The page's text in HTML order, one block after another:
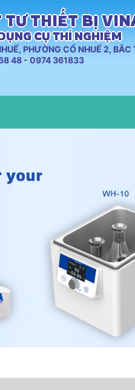
TƯ THIẾT BỊ
CỤ THÍ NGHIỆM
PHƯỜNG CỔ NHUẾ 2, BẮC
48 - 0974 361833